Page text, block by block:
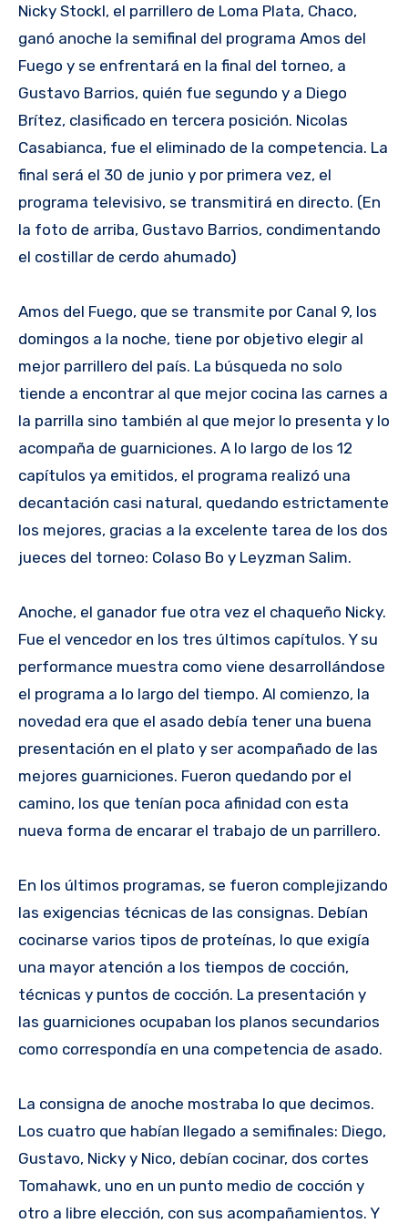
Nicky Stockl, el parrillero de Loma Plata, Chaco,
ganó anoche la semifinal del programa Amos del
Fuego y se enfrentará en la final del torneo, a
Gustavo Barrios, quién fue segundo y a Diego
Brítez, clasificado en tercera posición. Nicolas
Casabianca, fue el eliminado de la competencia. La
final será el 30 de junio y por primera vez, el
programa televisivo, se transmitirá en directo. (En
la foto de arriba, Gustavo Barrios, condimentando
el costillar de cerdo ahumado)
Amos del Fuego, que se transmite por Canal 9, los
domingos a la noche, tiene por objetivo elegir al
mejor parrillero del país. La búsqueda no solo
tiende a encontrar al que mejor cocina las carnes a
la parrilla sino también al que mejor lo presenta y lo
acompaña de guarniciones. A lo largo de los 12
capítulos ya emitidos, el programa realizó una
decantación casi natural, quedando estrictamente
los mejores, gracias a la excelente tarea de los dos
jueces del torneo: Colaso Bo y Leyzman Salim.
Anoche, el ganador fue otra vez el chaqueño Nicky.
Fue el vencedor en los tres últimos capítulos. Y su
performance muestra como viene desarrollándose
el programa a lo largo del tiempo. Al comienzo, la
novedad era que el asado debía tener una buena
presentación en el plato y ser acompañado de las
mejores guarniciones. Fueron quedando por el
camino, los que tenían poca afinidad con esta
nueva forma de encarar el trabajo de un parrillero.
En los últimos programas, se fueron complejizando
las exigencias técnicas de las consignas. Debían
cocinarse varios tipos de proteínas, lo que exigía
una mayor atención a los tiempos de cocción,
técnicas y puntos de cocción. La presentación y
las guarniciones ocupaban los planos secundarios
como correspondía en una competencia de asado.
La consigna de anoche mostraba lo que decimos.
Los cuatro que habían llegado a semifinales: Diego,
Gustavo, Nicky y Nico, debían cocinar, dos cortes
Tomahawk, uno en un punto medio de cocción y
otro a libre elección, con sus acompañamientos. Y